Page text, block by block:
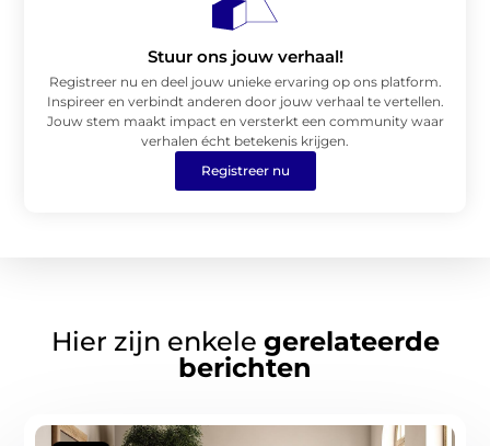
Stuur ons jouw verhaal!
Registreer nu en deel jouw unieke ervaring op ons platform.
Inspireer en verbindt anderen door jouw verhaal te vertellen.
Jouw stem maakt impact en versterkt een community waar
verhalen écht betekenis krijgen.
Registreer nu
Hier zijn enkele gerelateerde
berichten